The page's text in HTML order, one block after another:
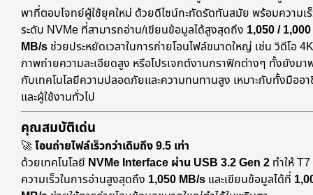
พาที่ตอบโจทย์ผู้ใช้ยุคใหม่ ด้วยดีไซน์กะทัดรัดทันสมัย พร้อมความเ
ระดับ NVMe ที่สามารถอ่าน/เขียนข้อมูลได้สูงสุดถึง 1,050 / 1,000
MB/s ช่วยประหยัดเวลาในการถ่ายโอนไฟล์ขนาดใหญ่ เช่น วิดีโอ 4K
ภาพถ่ายความละเอียดสูง หรือโปรเจกต์งานกราฟิกต่างๆ ทั้งยังมา
กับเทคโนโลยีความปลอดภัยและความทนทานสูง เหมาะกับทั้งมืออ
และผู้ใช้งานทั่วไป
คุณสมบัติเด่น
🚀โอนถ่ายไฟล์เร็วกว่าเดิมถึง 9.5 เท่า
ด้วยเทคโนโลยี NVMe Interface ผ่าน USB 3.2 Gen 2 ทำให้
ความเร็วในการอ่านสูงสุดถึง 1,050 MB/s และเขียนข้อมูลได้ที่